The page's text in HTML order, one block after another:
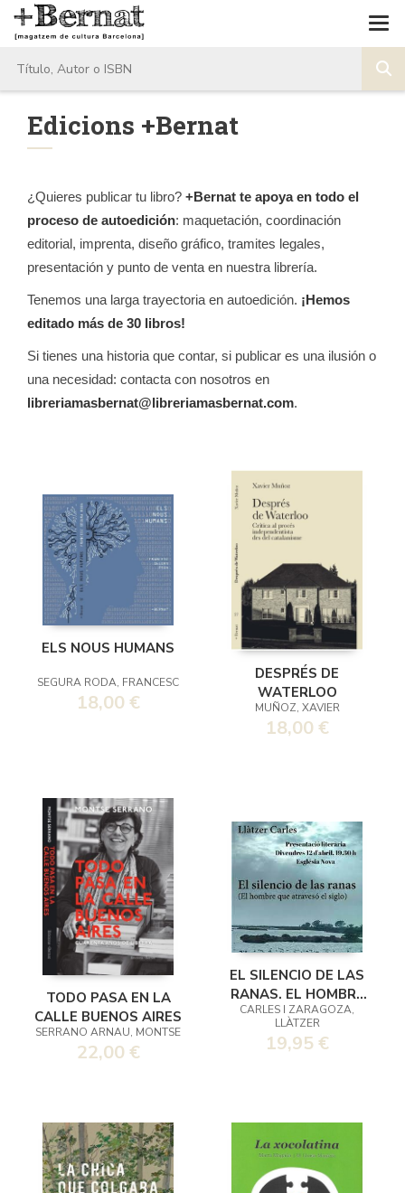
Edicions +Bernat
¿Quieres publicar tu libro? +Bernat te apoya en todo el
proceso de autoedición: maquetación, coordinación
editorial, imprenta, diseño gráfico, tramites legales,
presentación y punto de venta en nuestra librería.
Tenemos una larga trayectoria en autoedición. ¡Hemos
editado más de 30 libros!
Si tienes una historia que contar, si publicar es una ilusión o
una necesidad: contacta con nosotros en
libreriamasbernat@libreriamasbernat.com.
ELS NOUS HUMANS
SEGURA RODA, FRANCESC
18,00 €
DESPRÉS DE
WATERLOO
MUÑOZ, XAVIER
18,00 €
TODO PASA EN LA
CALLE BUENOS AIRES
SERRANO ARNAU, MONTSE
22,00 €
EL SILENCIO DE LAS
RANAS. EL HOMBRE
QUE ATRAVESÓ EL
SIGLO
CARLES I ZARAGOZA,
LLÀTZER
19,95 €